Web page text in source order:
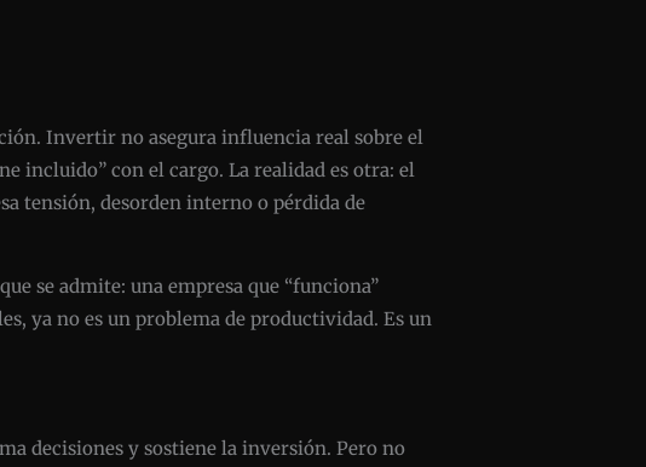
Invertir no asegura influencia real sobre el
incluido” con el cargo. La realidad es otra: el
tensión, desorden interno o pérdida de
se admite: una empresa que “funciona”
ya no es un problema de productividad. Es un
decisiones y sostiene la inversión. Pero no